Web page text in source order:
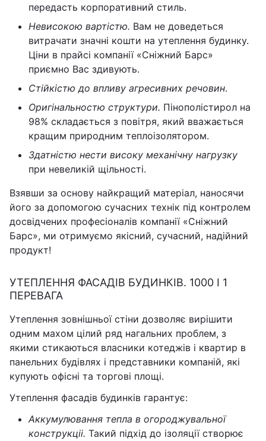
передасть корпоративний стиль.
Невисокою вартістю. Вам не доведеться
витрачати значні кошти на утеплення будинку.
Ціни в прайсі компанії «Сніжний Барс»
приємно Вас здивують.
Стійкістю до впливу агресивних речовин.
Оригінальностю структури. Пінополістирол на
98% складається з повітря, який вважається
кращим природним теплоізолятором.
Здатністю нести високу механічну нагрузку
при невеликій щільності.
Взявши за основу найкращий матеріал, наносячи
його за допомогою сучасних технік під контролем
досвідчених професіоналів компанії «Сніжний
Барс», ми отримуємо якісний, сучасний, надійний
продукт!
УТЕПЛЕННЯ ФАСАДІВ БУДИНКІВ. 1000 І 1
ПЕРЕВАГА
Утеплення зовнішньої стіни дозволяє вирішити
одним махом цілий ряд нагальних проблем, з
якими стикаються власники котеджів і квартир в
панельних будівлях і представники компаній, які
купують офісні та торгові площі.
Утеплення фасадів будинків гарантує:
Аккумулювання тепла в огороджувальної
конструкціі. Такий підхід до ізоляції створює